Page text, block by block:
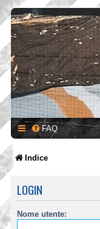
FAQ
Indice
LOGIN
Nome utente: